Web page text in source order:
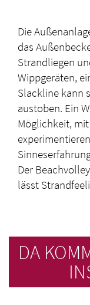
Die
das
Strandliegen
Wippgeräten,
Slackline kann
austoben. Ein
Möglichkeit,
Der
lässt
DA